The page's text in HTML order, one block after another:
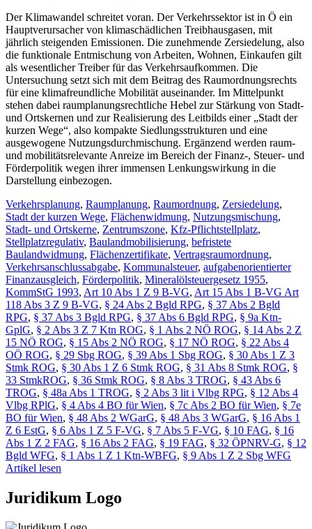
Der Klimawandel schreitet voran. Der Verkehrssektor ist in Ö ein
Hauptverursacher von klimaschädlichen Treibhausgasen, mit
jährlich steigenden Emissionen. Die zunehmende Zersiedelung, also
die funktionale Entmischung von Arbeiten, Wohnen, Einkaufen gilt
als wesentlicher Treiber für das Verkehrsaufkommen. Die
Untersuchung setzt sich mit dem Beitrag des Raumordnungsrechts
für eine klimafreundliche Mobilität auseinander. Im Mittelpunkt
stehen dabei raumplanungsrechtliche Hebel zur Stärkung von Stadt-
und Ortskernen und zur Realisierung des Leitbilds einer „Stadt der
kurzen Wege“, also kompakte Siedlungsstrukturen und eine
ausgewogene Nutzungsdurchmischung. Ergänzend werden raum-
und mobilitätsrelevante Anreize im Bereich der Finanz-, Steuer- und
Förderpolitik wegen ihrer immensen Lenkungswirkung in die
Darstellung einbezogen.
Verkehrsplanung, Raumplanung, Raumordnung, Zersiedelung,
Stadt der kurzen Wege, Flächenwidmung, Nutzungsmischung,
Stadt- und Ortskerne, Zentrumszone, Kfz-Pflichtstellplatz,
Stellplatzregulativ, Baulandmobilisierung, befristete
Baulandwidmung, Flächenzertifikate, Vertragsraumordnung,
Verkehrsanschlussabgabe, Kommunalsteuer, aufgabenorientierter
Finanzausgleich, Förderpolitik, Mineralölsteuergesetz 1955,
KommStG 1993, Art 10 Abs 1 Z 9 B-VG, Art 15 Abs 1 B-VG Art
118 Abs 3 Z 9 B-VG, § 24 Abs 2 Bgld RPG, § 37 Abs 2 Bgld
RPG, § 37 Abs 3 Bgld RPG, § 37 Abs 6 Bgld RPG, § 9a Ktn-
GplG, § 2 Abs 3 Z 7 Ktn ROG, § 1 Abs 2 NÖ ROG, § 14 Abs 2 Z
15 NÖ ROG, § 15 Abs 2 NÖ ROG, § 17 NÖ ROG, § 22 Abs 4
OÖ ROG, § 29 Sbg ROG, § 39 Abs 1 Sbg ROG, § 30 Abs 1 Z 3
Stmk ROG, § 30 Abs 1 Z 6 Stmk ROG, § 31 Abs 8 Stmk ROG, §
33 StmkROG, § 36 Stmk ROG, § 8 Abs 3 TROG, § 43 Abs 6
TROG, § 48a Abs 1 TROG, § 2 Abs 3 lit i Vlbg RPG, § 12 Abs 4
Vlbg RPlG, § 4 Abs 4 BO für Wien, § 7c Abs 2 BO für Wien, § 7e
BO für Wien, § 48 Abs 2 WGarG, § 48 Abs 3 WGarG, § 16 Abs 1
Z 6 EstG, § 6 Abs 1 Z 5 F-VG, § 7 Abs 5 F-VG, § 10 FAG, § 16
Abs 1 Z 2 FAG, § 16 Abs 2 FAG, § 19 FAG, § 32 ÖPNRV-G, § 12
Bgld WFG, § 1 Abs 1 Z 1 Ktn-WBFG, § 9 Abs 1 Z 2 Sbg WFG
Artikel lesen
Juridikum Logo